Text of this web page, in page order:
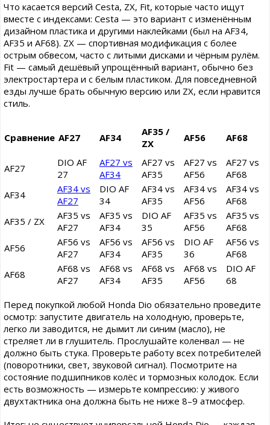
Что касается версий Cesta, ZX, Fit, которые часто ищут
вместе с индексами: Cesta — это вариант с изменённым
дизайном пластика и другими наклейками (был на AF34,
AF35 и AF68). ZX — спортивная модификация с более
острым обвесом, часто с литыми дисками и чёрным рулём.
Fit — самый дешёвый упрощённый вариант, обычно без
электростартера и с белым пластиком. Для повседневной
езды лучше брать обычную версию или ZX, если нравится
стиль.
Сравнение AF27 AF34
AF35 /
ZX
AF56 AF68
AF27
DIO AF
27
AF27 vs
AF34
AF27 vs
AF35
AF27 vs
AF56
AF27 vs
AF68
AF34
AF34 vs
AF27
DIO AF
34
AF34 vs
AF35
AF34 vs
AF56
AF34 vs
AF68
AF35 / ZX
AF35 vs
AF27
AF35 vs
AF34
DIO AF
35
AF35 vs
AF56
AF35 vs
AF68
AF56
AF56 vs
AF27
AF56 vs
AF34
AF56 vs
AF35
DIO AF
36
AF56 vs
AF68
AF68
AF68 vs
AF27
AF68 vs
AF34
AF68 vs
AF35
AF68 vs
AF56
DIO AF
68
Перед покупкой любой Honda Dio обязательно проведите
осмотр: запустите двигатель на холодную, проверьте,
легко ли заводится, не дымит ли синим (масло), не
стреляет ли в глушитель. Прослушайте коленвал — не
должно быть стука. Проверьте работу всех потребителей
(поворотники, свет, звуковой сигнал). Посмотрите на
состояние подшипников колёс и тормозных колодок. Если
есть возможность — измерьте компрессию: у живого
двухтактника она должна быть не ниже 8–9 атмосфер.